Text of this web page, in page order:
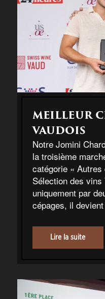
MEILLEUR
VAUDOIS
Notre Jomini
la troisième
catégorie «
Sélection des
uniquement par
cépages, il
Lire la suite